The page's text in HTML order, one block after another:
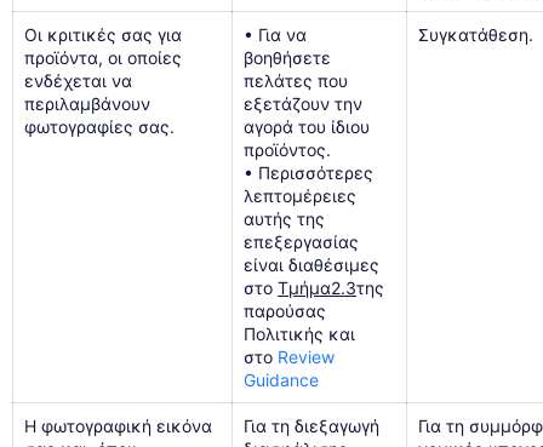
Οι κριτικές σας για
προϊόντα, οι οποίες
ενδέχεται να
περιλαμβάνουν
φωτογραφίες σας.
• Για να
βοηθήσετε
πελάτες που
εξετάζουν την
αγορά του ίδιου
προϊόντος.
• Περισσότερες
λεπτομέρειες
αυτής της
επεξεργασίας
είναι διαθέσιμες
στοΤμήμα2.3της
παρούσας
Πολιτικής και
στο Review
Guidance
Συγκατάθεση.
Η φωτογραφική εικόνα
Για τη διεξαγωγή
Για τη